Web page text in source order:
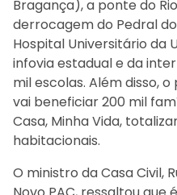
Bragança), a ponte do
derrocagem do Pedral
Hospital Universitário da
infovia estadual e da
mil escolas. Além disso,
vai beneficiar 200 mil
Casa, Minha Vida,
habitacionais.
O ministro da Casa Civil,